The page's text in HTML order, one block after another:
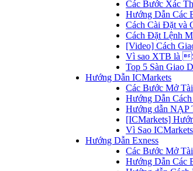
Các Bước Xác
Hướng Dẫn Các
Cách Cài Đặt và
Cách Đặt Lệnh
[Video] Cách
Vì sao XTB là
Top 5 Sàn Giao
Hướng Dẫn ICMarkets
Các Bước Mở
Hướng Dẫn
Hướng dẫn NẠP
[ICMarkets]
Vì Sao
Hướng Dẫn Exness
Các Bước Mở
Hướng Dẫn Các